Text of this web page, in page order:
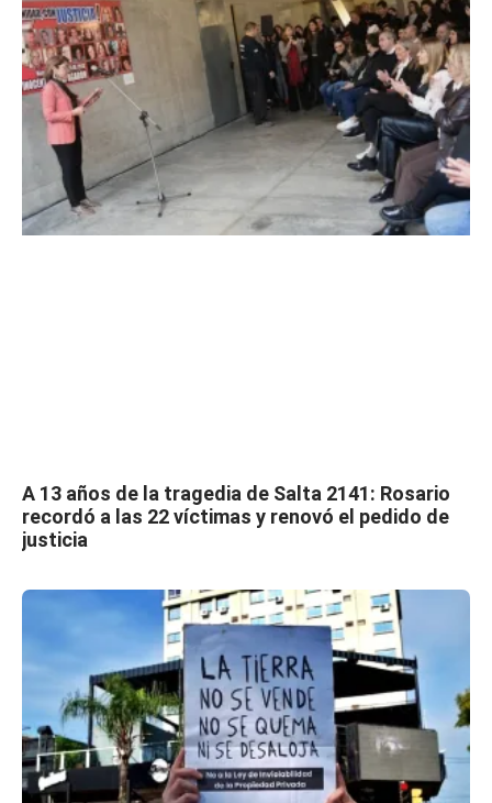
A 13 años de la tragedia de Salta 2141: Rosario
recordó a las 22 víctimas y renovó el pedido de
justicia